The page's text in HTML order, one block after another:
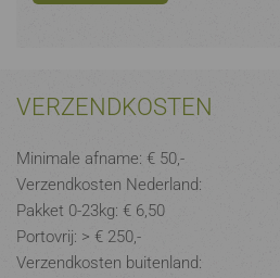
VERZENDKOSTEN
Minimale afname: € 50,-
Verzendkosten Nederland:
Pakket 0-23kg: € 6,50
Portovrij: > € 250,-
Verzendkosten buitenland: